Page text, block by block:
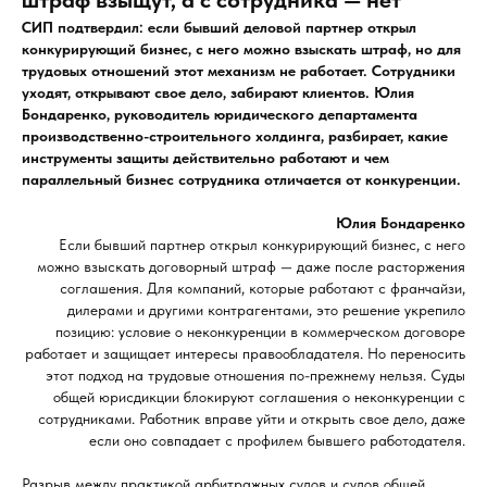
СИП подтвердил: если бывший деловой партнер открыл
конкурирующий бизнес, с него можно взыскать штраф, но для
трудовых отношений этот механизм не работает. Сотрудники
уходят, открывают свое дело, забирают клиентов. Юлия
Бондаренко, руководитель юридического департамента
производственно-строительного холдинга, разбирает, какие
инструменты защиты действительно работают и чем
параллельный бизнес сотрудника отличается от конкуренции.
Юлия Бондаренко
Если бывший партнер открыл конкурирующий бизнес, с него
можно взыскать договорный штраф — даже после расторжения
соглашения. Для компаний, которые работают с франчайзи,
дилерами и другими контрагентами, это решение укрепило
позицию: условие о неконкуренции в коммерческом договоре
работает и защищает интересы правообладателя. Но переносить
этот подход на трудовые отношения по-прежнему нельзя. Суды
общей юрисдикции блокируют соглашения о неконкуренции с
сотрудниками. Работник вправе уйти и открыть свое дело, даже
если оно совпадает с профилем бывшего работодателя.